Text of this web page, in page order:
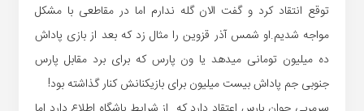
توقع انتقاد کرد و گفت الان گله ندارم اما در مقاطعی با مشکل
مواجه شدیم.او شمس آذر قزوین را مثال زد که بعد از بازی پاداش
ده میلیون تومانی میدهد یا ون پارس که برای برد مقابل پارس
جنوبی جم پاداش بیست میلیون برای بازیکنانش کنار گذاشته بود!